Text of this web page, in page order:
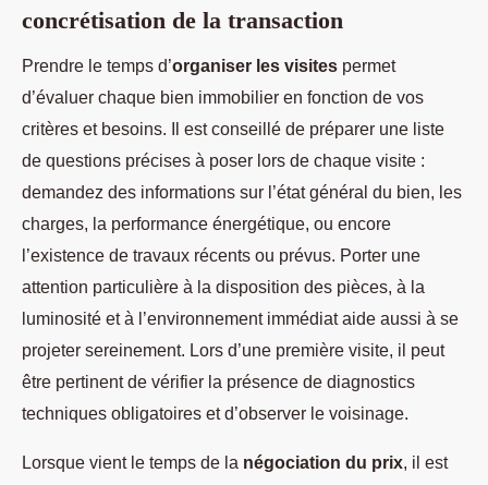
concrétisation de la transaction
Prendre le temps d’organiser les visites permet
d’évaluer chaque bien immobilier en fonction de vos
critères et besoins. Il est conseillé de préparer une liste
de questions précises à poser lors de chaque visite :
demandez des informations sur l’état général du bien, les
charges, la performance énergétique, ou encore
l’existence de travaux récents ou prévus. Porter une
attention particulière à la disposition des pièces, à la
luminosité et à l’environnement immédiat aide aussi à se
projeter sereinement. Lors d’une première visite, il peut
être pertinent de vérifier la présence de diagnostics
techniques obligatoires et d’observer le voisinage.
Lorsque vient le temps de la négociation du prix , il est